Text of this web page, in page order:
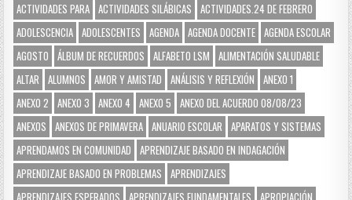
ACTIVIDADES PARA ACTIVIDADES SILÁBICAS
ACTIVIDADES.24 DE FEBRERO
ADOLESCENCIA ADOLESCENTES AGENDA AGENDA DOCENTE AGENDA ESCOLAR
AGOSTO
ÁLBUM DE RECUERDOS ALFABETO LSM
ALIMENTACIÓN SALUDABLE
ALTAR
ALUMNOS AMOR Y AMISTAD ANÁLISIS Y REFLEXIÓN
ANEXO 1
ANEXO 2
ANEXO 3 ANEXO 4 ANEXO 5
ANEXO DEL ACUERDO 08/08/23
ANEXOS
ANEXOS DE PRIMAVERA ANUARIO ESCOLAR
APARATOS Y SISTEMAS
APRENDAMOS EN COMUNIDAD
APRENDIZAJE BASADO EN INDAGACIÓN
APRENDIZAJE BASADO EN PROBLEMAS
APRENDIZAJES